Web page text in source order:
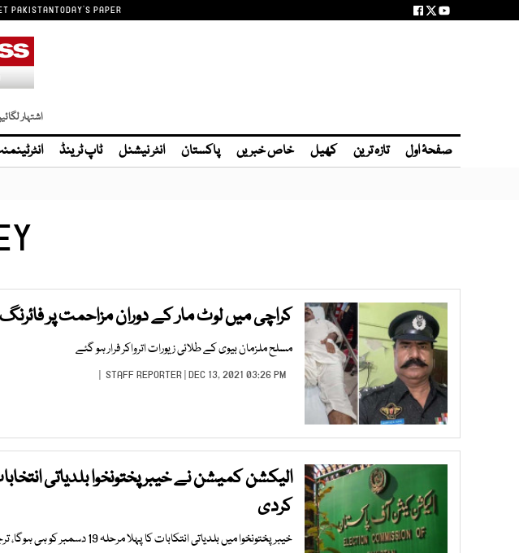
PAKISTANTODAY'S PAPER
اشتہار
صفحۂ اول تازہ ترین کھیل خاص خبریں پاکستان انٹر نیشنل ٹاپ ٹرینڈ
کراچی میں لوٹ مار کے دوران مزاحمت پر
مسلح ملزمان بیوی کے طلائی زیورات اترواکر فرار ہو گئے
STAFF REPORTER| DEC 13, 2021 03:26 PM |
الیکشن کمیشن نے خیبرپختونخوا بلدیاتی
کردی
خیبر پختونخوا میں بلدیاتی انتکابات کا پہلا مرحلہ 19 دسمبر کو ہی ہوگا، ترجمان الیکشن کمیشن